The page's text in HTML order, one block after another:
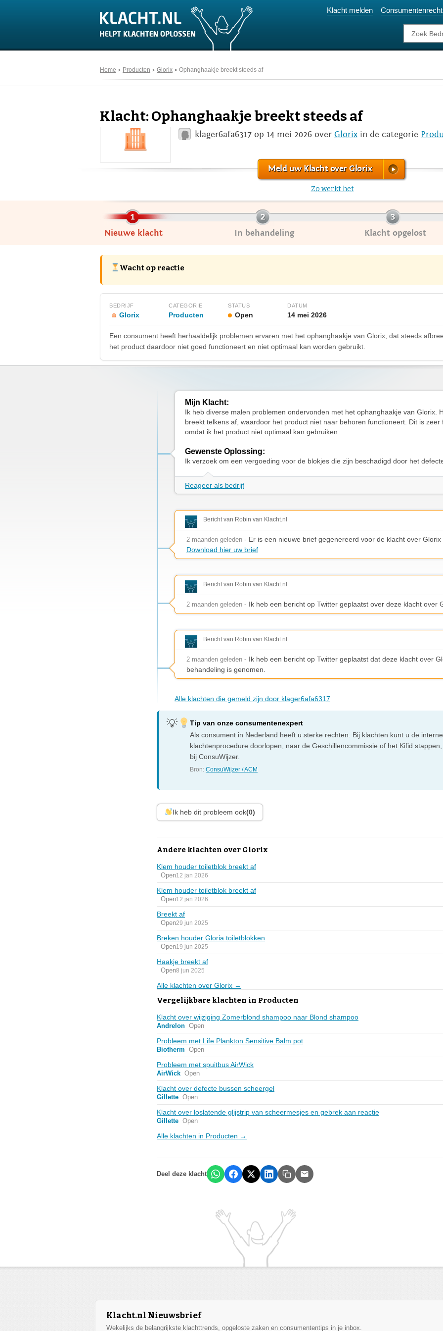
Klacht melden Consumentenrecht
Home Producten Glorix Ophanghaakje breekt steeds af
Klacht: Ophanghaakje breekt steeds af
klager6afa6317 op 14 mei 2026 over Glorix in de categorie
Meld uw Klacht over Glorix
Zo werkt het
Nieuwe klacht In behandeling Klacht opgelost
Wacht op reactie
BEDRIJF
Glorix
CATEGORIE
Producten
STATUS
Open
DATUM
14 mei 2026
Een consument heeft herhaaldelijk problemen ervaren met het ophanghaakje van Glorix, dat steeds
het product daardoor niet goed functioneert en niet optimaal kan worden gebruikt.
Mijn Klacht:
Ik heb diverse malen problemen ondervonden met het ophanghaakje van Glorix.
breekt telkens af, waardoor het product niet naar behoren functioneert. Dit is zeer
omdat ik het product niet optimaal kan gebruiken.
Gewenste Oplossing:
Ik verzoek om een vergoeding voor de blokjes die zijn beschadigd door het
Reageer als bedrijf
Bericht van Robin van Klacht.nl
2 maanden geleden - Er is een nieuwe brief gegenereerd voor de klacht over Glorix
Download hier uw brief
Bericht van Robin van Klacht.nl
2 maanden geleden - Ik heb een bericht op Twitter geplaatst over deze klacht over
Bericht van Robin van Klacht.nl
2 maanden geleden - Ik heb een bericht op Twitter geplaatst dat deze klacht over
behandeling is genomen.
Alle klachten die gemeld zijn door klager6afa6317
Tip van onze consumentenexpert
Als consument in Nederland heeft u sterke rechten. Bij klachten kunt u de interne
klachtenprocedure doorlopen, naar de Geschillencommissie of het Kifid
bij ConsuWijzer.
Bron:ConsuWijzer / ACM
Ik heb dit probleem ook(0)
Andere klachten over Glorix
Klem houder toiletblok breekt af
Open12 jan 2026
Klem houder toiletblok breekt af
Open12 jan 2026
Breekt af
Open29 jun 2025
Breken houder Gloria toiletblokken
Open19 jun 2025
Haakje breekt af
Open8 jun 2025
Alle klachten over Glorix →
Vergelijkbare klachten in Producten
Klacht over wijziging Zomerblond shampoo naar Blond shampoo
Andrelon Open
Probleem met Life Plankton Sensitive Balm pot
Biotherm Open
Probleem met spuitbus AirWick
AirWick Open
Klacht over defecte bussen scheergel
Gillette Open
Klacht over loslatende glijstrip van scheermesjes en gebrek aan reactie
Gillette Open
Alle klachten in Producten →
Deel deze klacht
Klacht.nl Nieuwsbrief
Wekelijks de belangrijkste klachttrends, opgeloste zaken en consumententips in je inbox.